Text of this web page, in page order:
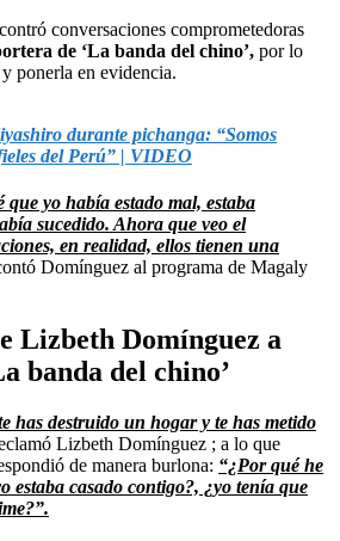
conversaciones comprometedoras
de ‘La banda del chino’, por lo
ponerla en evidencia.
durante pichanga: “Somos
del Perú” | VIDEO
que yo había estado mal, estaba
sucedido. Ahora que veo el
en realidad, ellos tienen una
Domínguez al programa de Magaly
Lizbeth Domínguez a
banda del chino’
has destruido un hogar y te has metido
Lizbeth Domínguez ; a lo que
de manera burlona: “¿Por qué he
estaba casado contigo?, ¿yo tenía que